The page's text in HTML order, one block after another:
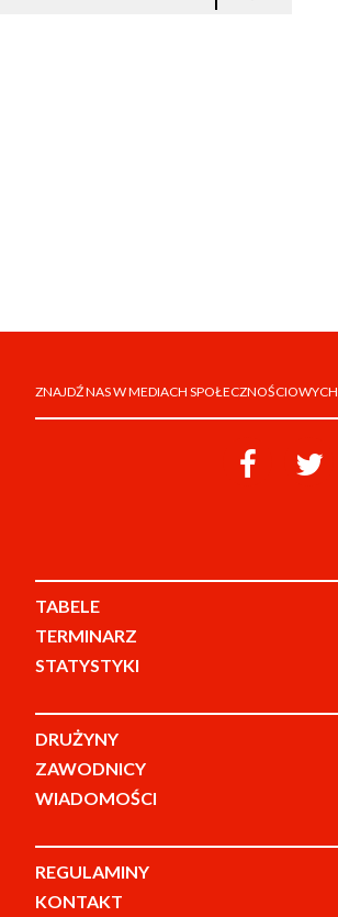
ZNAJDŹ NAS W MEDIACH SPOŁECZNOŚCIOWYCH
TABELE
TERMINARZ
STATYSTYKI
DRUŻYNY
ZAWODNICY
WIADOMOŚCI
REGULAMINY
KONTAKT